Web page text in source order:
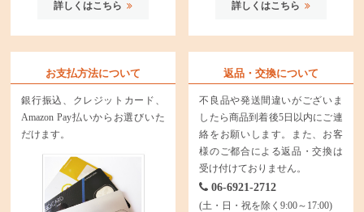
詳しくはこちら 詳しくはこちら
お支払方法について
銀行振込、クレジットカード、
Amazon Pay払いからお選びいた
だけます。
返品・交換について
不良品や発送間違いがございま
したら商品到着後5日以内にご連
絡をお願いします。また、お客
様のご都合による返品・交換は
受け付けておりません。
06-6921-2712
(土・日・祝を除く9:00～17:00)